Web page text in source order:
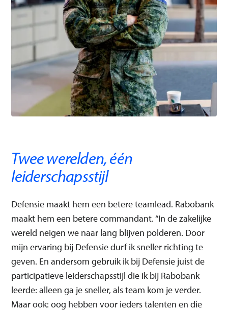
Twee werelden, één
leiderschapsstijl
Defensie maakt hem een betere teamlead. Rabobank
maakt hem een betere commandant. “In de zakelijke
wereld neigen we naar lang blijven polderen. Door
mijn ervaring bij Defensie durf ik sneller richting te
geven. En andersom gebruik ik bij Defensie juist de
participatieve leiderschapsstijl die ik bij Rabobank
leerde: alleen ga je sneller, als team kom je verder.
Maar ook: oog hebben voor ieders talenten en die